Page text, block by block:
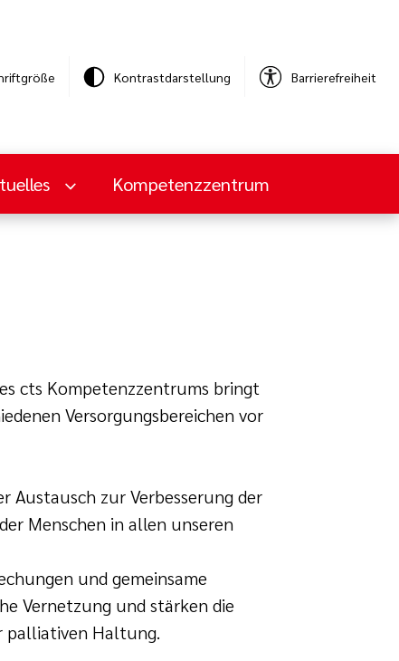
Kontrastdarstellung Barrierefreiheit
Kompetenzzentrum
cts Kompetenzzentrums bringt
Versorgungsbereichen vor
zur Verbesserung der
Menschen in allen unseren
und gemeinsame
Vernetzung und stärken die
palliativen Haltung.